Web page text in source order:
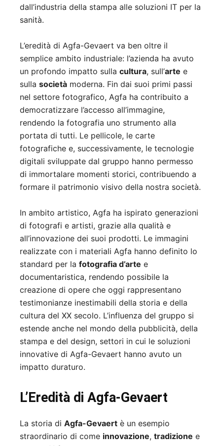
dall’industria della stampa alle soluzioni IT per la
sanità.
L’eredità di Agfa-Gevaert va ben oltre il
semplice ambito industriale: l’azienda ha avuto
un profondo impatto sulla cultura, sull’arte e
sulla società moderna. Fin dai suoi primi passi
nel settore fotografico, Agfa ha contribuito a
democratizzare l’accesso all’immagine,
rendendo la fotografia uno strumento alla
portata di tutti. Le pellicole, le carte
fotografiche e, successivamente, le tecnologie
digitali sviluppate dal gruppo hanno permesso
di immortalare momenti storici, contribuendo a
formare il patrimonio visivo della nostra società.
In ambito artistico, Agfa ha ispirato generazioni
di fotografi e artisti, grazie alla qualità e
all’innovazione dei suoi prodotti. Le immagini
realizzate con i materiali Agfa hanno definito lo
standard per la fotografia d’arte e
documentaristica, rendendo possibile la
creazione di opere che oggi rappresentano
testimonianze inestimabili della storia e della
cultura del XX secolo. L’influenza del gruppo si
estende anche nel mondo della pubblicità, della
stampa e del design, settori in cui le soluzioni
innovative di Agfa-Gevaert hanno avuto un
impatto duraturo.
L’Eredità di Agfa-Gevaert
La storia di Agfa-Gevaert è un esempio
straordinario di come innovazione, tradizione e